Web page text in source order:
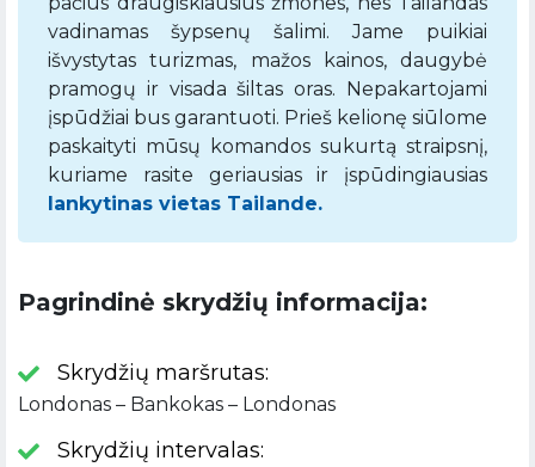
vadinamas šypsenų šalimi. Jame puikiai
išvystytas turizmas, mažos kainos, daugybė
pramogų ir visada šiltas oras. Nepakartojami
įspūdžiai bus garantuoti. Prieš kelionę siūlome
paskaityti mūsų komandos sukurtą straipsnį,
kuriame rasite geriausias ir įspūdingiausias
lankytinas vietas Tailande.
Pagrindinė skrydžių informacija:
Skrydžių maršrutas:
Londonas – Bankokas – Londonas
Skrydžių intervalas: